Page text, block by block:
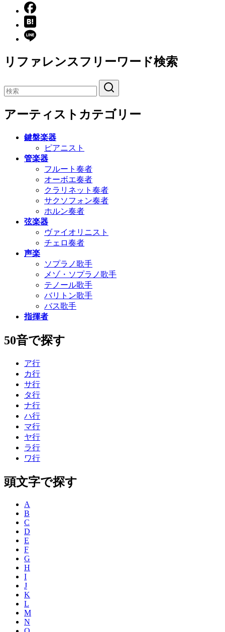
リファレンスフリーワード検索
アーティストカテゴリー
鍵盤楽器
ピアニスト
管楽器
フルート奏者
オーボエ奏者
クラリネット奏者
サクソフォン奏者
ホルン奏者
弦楽器
ヴァイオリニスト
チェロ奏者
声楽
ソプラノ歌手
メゾ・ソプラノ歌手
テノール歌手
バリトン歌手
バス歌手
指揮者
50音で探す
ア行
カ行
サ行
タ行
ナ行
ハ行
マ行
ヤ行
ラ行
ワ行
頭文字で探す
A
B
C
D
E
F
G
H
I
J
K
L
M
N